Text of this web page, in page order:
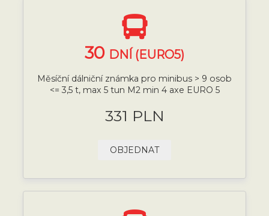
30 DNÍ (EURO5)
Měsíční dálniční známka pro minibus > 9 osob
<= 3,5 t, max 5 tun M2 min 4 axe EURO 5
331 PLN
OBJEDNAT